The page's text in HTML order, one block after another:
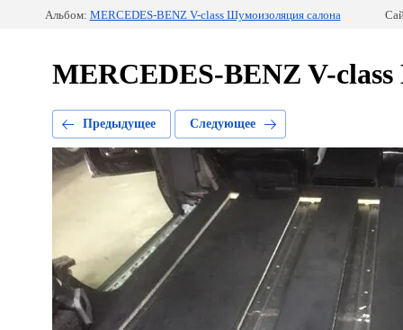
Альбом: MERCEDES-BENZ V-class Шумоизоляция салона
MERCEDES-BENZ V-
Предыдущее Следующее